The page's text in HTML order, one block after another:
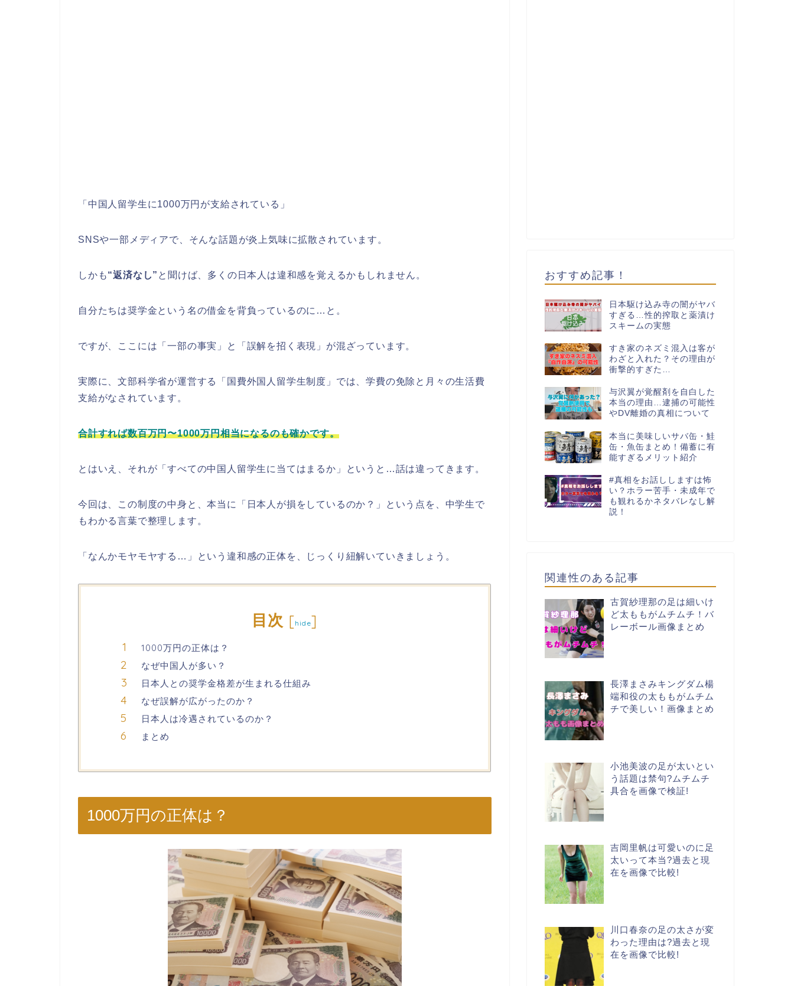
「中国人留学生に1000万円が支給されている」
SNSや一部メディアで、そんな話題が炎上気味に拡散されています。
しかも“返済なし” と聞けば、多くの日本人は違和感を覚えるかもしれません。
自分たちは奨学金という名の借金を背負っているのに…と。
ですが、ここには「一部の事実」と「誤解を招く表現」が混ざっています。
実際に、文部科学省が運営する「国費外国人留学生制度」では、学費の免除と月々の生活費
支給がなされています。
合計すれば数百万円〜1000万円相当になるのも確かです。
とはいえ、それが「すべての中国人留学生に当てはまるか」というと…話は違ってきます。
今回は、この制度の中身と、本当に「日本人が損をしているのか？」という点を、中学生で
もわかる言葉で整理します。
「なんかモヤモヤする…」という違和感の正体を、じっくり紐解いていきましょう。
目次 [hide]
1000万円の正体は？
なぜ中国人が多い？
日本人との奨学金格差が生まれる仕組み
なぜ誤解が広がったのか？
日本人は冷遇されているのか？
まとめ
1000万円の正体は？
おすすめ記事！
日本駆け込み寺の闇がヤバ
すぎる…性的搾取と薬漬け
スキームの実態
すき家のネズミ混入は客が
わざと入れた？その理由が
衝撃的すぎた…
与沢翼が覚醒剤を自白した
本当の理由…逮捕の可能性
やDV離婚の真相について
本当に美味しいサバ缶・鮭
缶・魚缶まとめ！備蓄に有
能すぎるメリット紹介
#真相をお話ししますは怖
い？ホラー苦手・未成年で
も観れるかネタバレなし解
説！
関連性のある記事
古賀紗理那の足は細いけ
ど太ももがムチムチ！バ
レーボール画像まとめ
長澤まさみキングダム楊
端和役の太ももがムチム
チで美しい！画像まとめ
小池美波の足が太いとい
う話題は禁句?ムチムチ
具合を画像で検証!
吉岡里帆は可愛いのに足
太いって本当?過去と現
在を画像で比較!
川口春奈の足の太さが変
わった理由は?過去と現
在を画像で比較!